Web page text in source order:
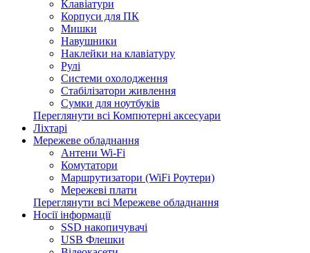
Клавіатури
Корпуси для ПК
Мишки
Навушники
Наклейки на клавіатуру
Рулі
Системи охолодження
Стабілізатори живлення
Сумки для ноутбуків
Переглянути всі Компютерні аксесуари
Ліхтарі
Мережеве обладнання
Антени Wi-Fi
Комутатори
Маршрутизатори (WiFi Роутери)
Мережеві плати
Переглянути всі Мережеве обладнання
Носії інформації
SSD накопичувачі
USB Флешки